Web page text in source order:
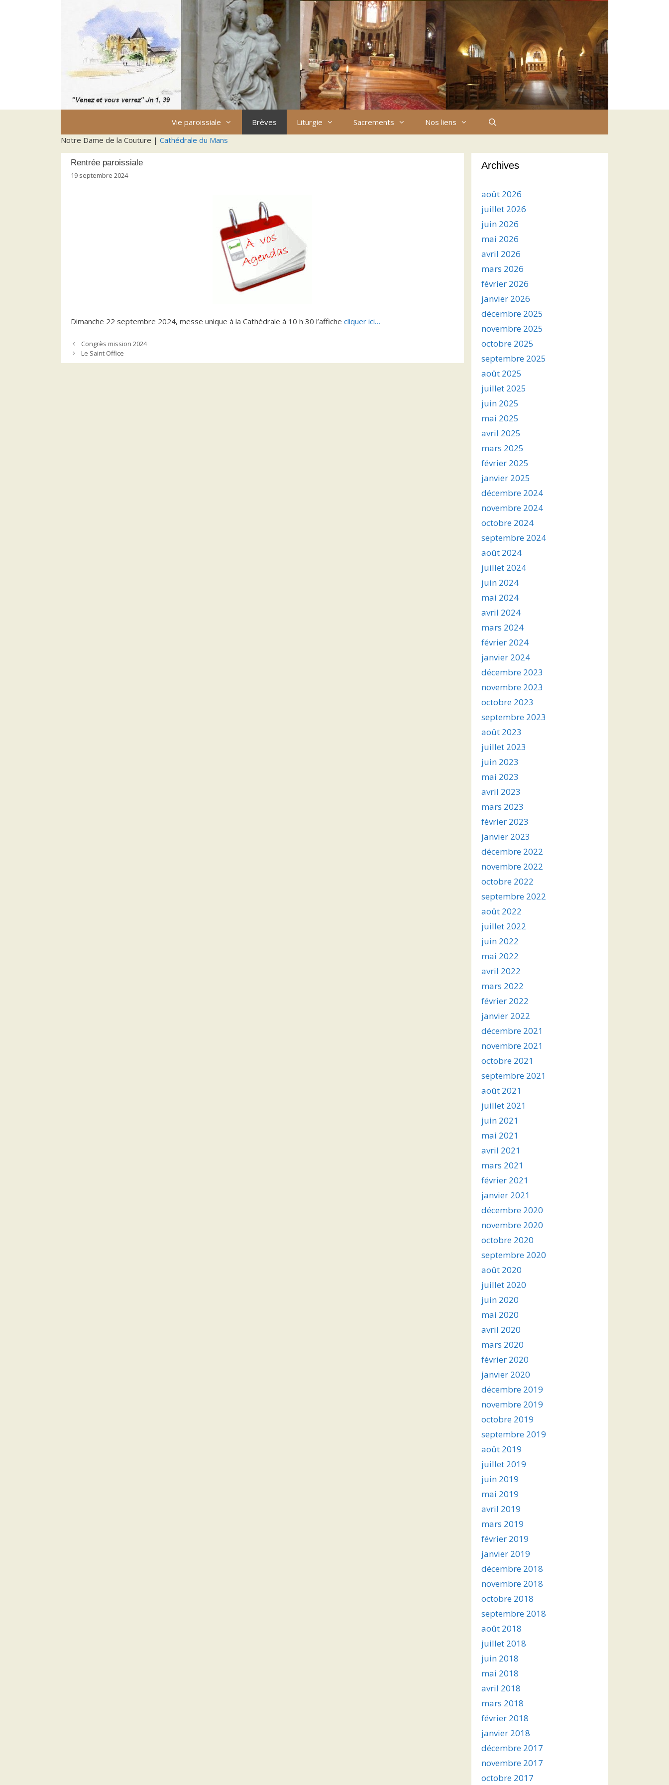
Vie paroissiale Brèves Liturgie Sacrements
Nos liens
Notre Dame de la Couture | Cathédrale du Mans
Rentrée paroissiale
19 septembre 2024
Dimanche 22 septembre 2024, messe unique à la Cathédrale à 10 h 30 l’affiche cliquer ici…
Congrès mission 2024
Le Saint Office
Archives
août 2026
juillet 2026
juin 2026
mai 2026
avril 2026
mars 2026
février 2026
janvier 2026
décembre 2025
novembre 2025
octobre 2025
septembre 2025
août 2025
juillet 2025
juin 2025
mai 2025
avril 2025
mars 2025
février 2025
janvier 2025
décembre 2024
novembre 2024
octobre 2024
septembre 2024
août 2024
juillet 2024
juin 2024
mai 2024
avril 2024
mars 2024
février 2024
janvier 2024
décembre 2023
novembre 2023
octobre 2023
septembre 2023
août 2023
juillet 2023
juin 2023
mai 2023
avril 2023
mars 2023
février 2023
janvier 2023
décembre 2022
novembre 2022
octobre 2022
septembre 2022
août 2022
juillet 2022
juin 2022
mai 2022
avril 2022
mars 2022
février 2022
janvier 2022
décembre 2021
novembre 2021
octobre 2021
septembre 2021
août 2021
juillet 2021
juin 2021
mai 2021
avril 2021
mars 2021
février 2021
janvier 2021
décembre 2020
novembre 2020
octobre 2020
septembre 2020
août 2020
juillet 2020
juin 2020
mai 2020
avril 2020
mars 2020
février 2020
janvier 2020
décembre 2019
novembre 2019
octobre 2019
septembre 2019
août 2019
juillet 2019
juin 2019
mai 2019
avril 2019
mars 2019
février 2019
janvier 2019
décembre 2018
novembre 2018
octobre 2018
septembre 2018
août 2018
juillet 2018
juin 2018
mai 2018
avril 2018
mars 2018
février 2018
janvier 2018
décembre 2017
novembre 2017
octobre 2017